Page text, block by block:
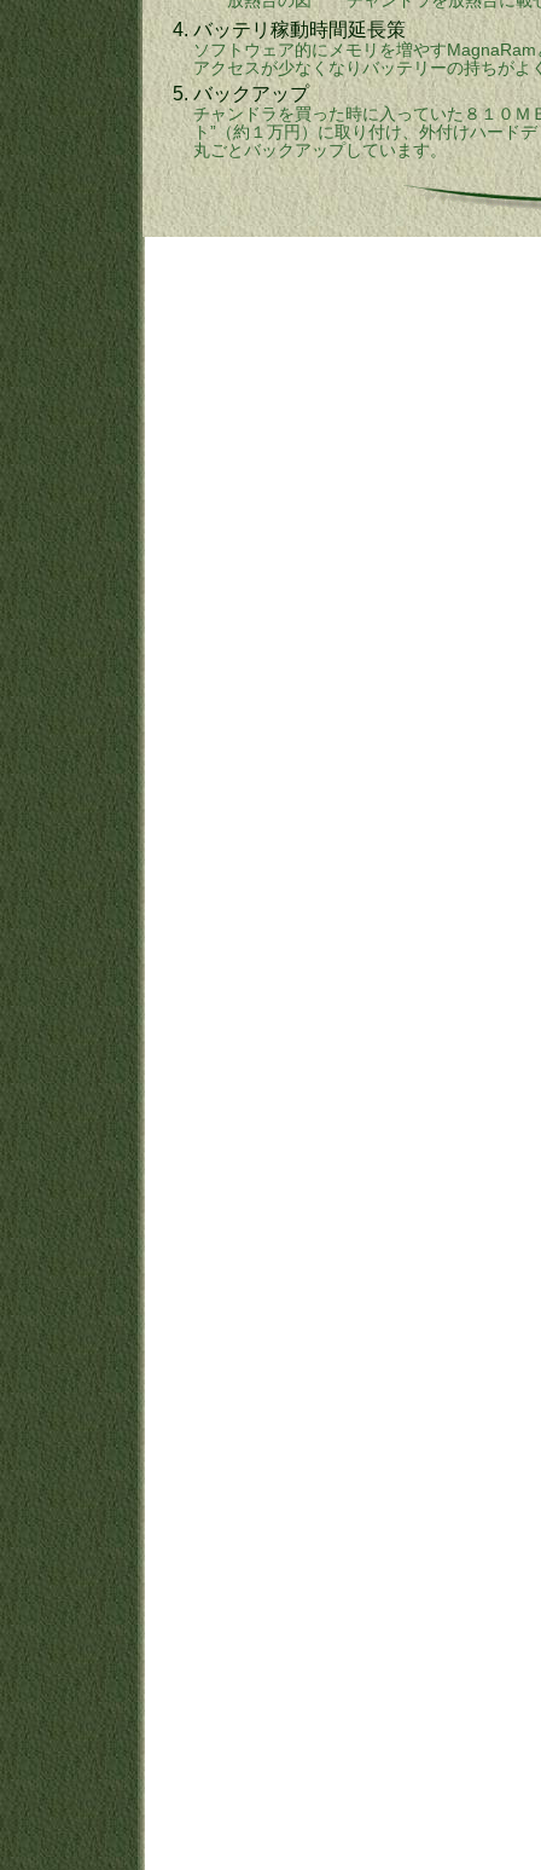
4. バッテリ稼動時間延長策
ソフトウェア的にメモリを増やす
アクセスが少なくなりバッテリーの持ちが
5. バックアップ
チャンドラを買った時に入っていた８１０Ｍ
ト”（約１万円）に取り付け、外付けハード
丸ごとバックアップしています。